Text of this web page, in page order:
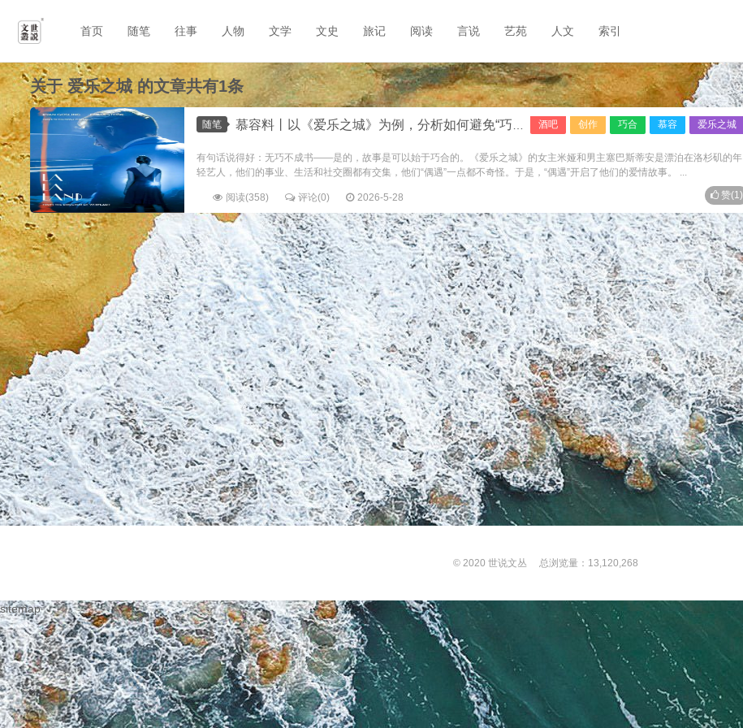
首页 随笔 往事 人物 文学 文史 旅记 阅读 言说 艺苑 人文 索引
关于爱乐之城的文章共有1条
随笔 酒吧 创作 巧合 慕容 爱乐之城
慕容料丨以《爱乐之城》为例，分析如何避免“巧合驱动”（慕容杂谈·创作拾零23）
有句话说得好：无巧不成书——是的，故事是可以始于巧合的。《爱乐之城》的女主米娅和男主塞巴斯蒂安是漂泊在洛杉矶的年
轻艺人，他们的事业、生活和社交圈都有交集，他们“偶遇”一点都不奇怪。于是，“偶遇”开启了他们的爱情故事。 ...
阅读(358) 评论(0) 2026-5-28 赞(1)
© 2020 世说文丛 总浏览量：13,120,268
sitemap